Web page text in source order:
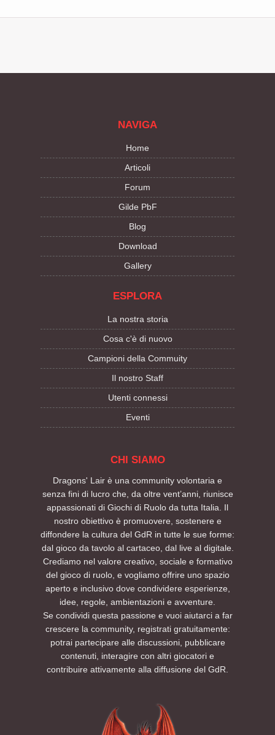
NAVIGA
Home
Articoli
Forum
Gilde PbF
Blog
Download
Gallery
ESPLORA
La nostra storia
Cosa c'è di nuovo
Campioni della Commuity
Il nostro Staff
Utenti connessi
Eventi
CHI SIAMO
Dragons' Lair è una community volontaria e
senza fini di lucro che, da oltre vent’anni, riunisce
appassionati di Giochi di Ruolo da tutta Italia. Il
nostro obiettivo è promuovere, sostenere e
diffondere la cultura del GdR in tutte le sue forme:
dal gioco da tavolo al cartaceo, dal live al digitale.
Crediamo nel valore creativo, sociale e formativo
del gioco di ruolo, e vogliamo offrire uno spazio
aperto e inclusivo dove condividere esperienze,
idee, regole, ambientazioni e avventure.
Se condividi questa passione e vuoi aiutarci a far
crescere la community, registrati gratuitamente:
potrai partecipare alle discussioni, pubblicare
contenuti, interagire con altri giocatori e
contribuire attivamente alla diffusione del GdR.